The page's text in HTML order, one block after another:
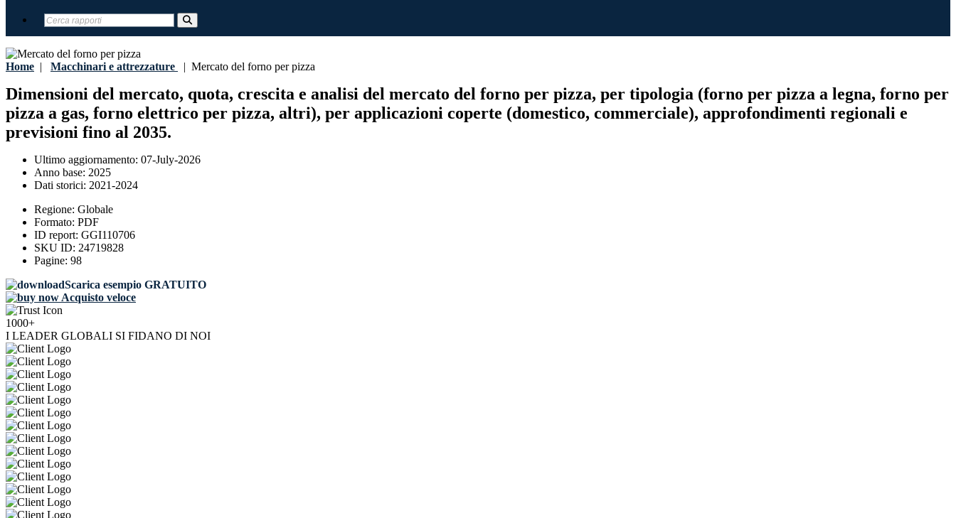
Home | Macchinari e attrezzature | Mercato del forno per pizza
Dimensioni del mercato, quota, crescita e analisi del mercato del forno per pizza, per tipologia (forno per pizza a legna, forno per
pizza a gas, forno elettrico per pizza, altri), per applicazioni coperte (domestico, commerciale), approfondimenti regionali e
previsioni fino al 2035.
Ultimo aggiornamento: 07-July-2026
Anno base: 2025
Dati storici: 2021-2024
Regione: Globale
Formato: PDF
ID report: GGI110706
SKU ID: 24719828
Pagine: 98
Scarica esempio GRATUITO
Acquisto veloce
1000+
I LEADER GLOBALI SI FIDANO DI NOI